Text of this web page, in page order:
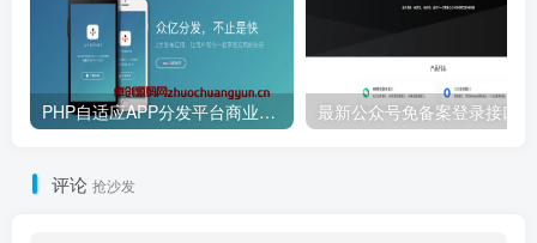
PHP自适应APP分发平台商业版源码下载 – IPA/APK双端稳定分发系统，取代Pre.im就上卓创源码网！
评论 抢沙发